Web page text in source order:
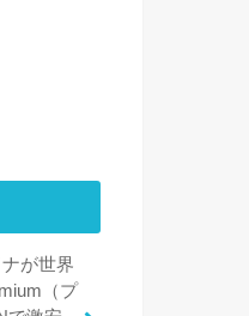
ナが世界
（プ